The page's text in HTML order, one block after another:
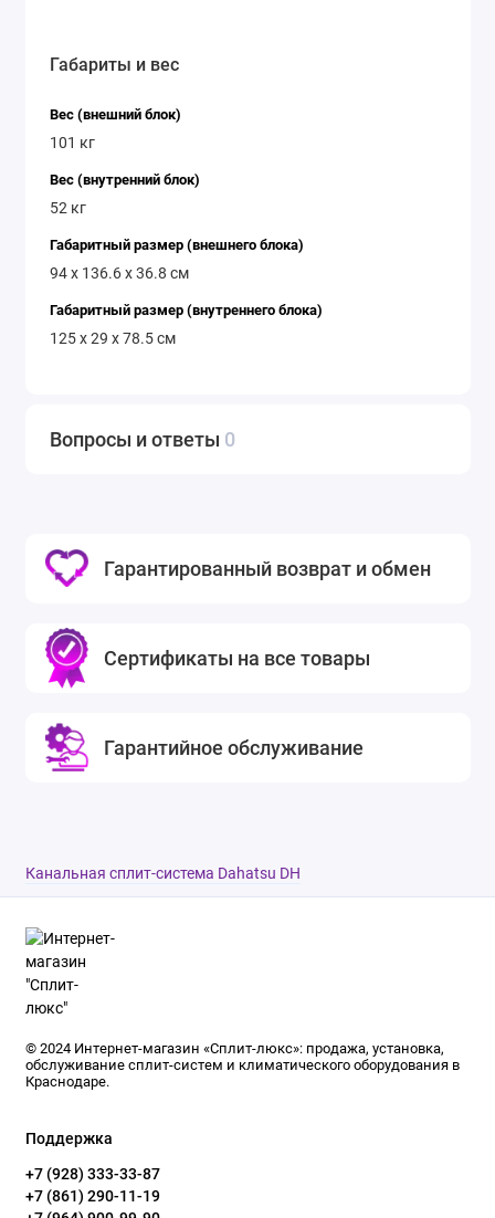
Габариты и вес
Вес (внешний блок)
101 кг
Вес (внутренний блок)
52 кг
Габаритный размер (внешнего блока)
94 x 136.6 x 36.8 см
Габаритный размер (внутреннего блока)
125 x 29 x 78.5 см
Вопросы и ответы 0
Гарантированный возврат и обмен
Сертификаты на все товары
Гарантийное обслуживание
Канальная сплит-система Dahatsu DH
© 2024 Интернет-магазин «Сплит-люкс»: продажа, установка,
обслуживание сплит-систем и климатического оборудования в
Краснодаре.
Поддержка
+7 (928) 333-33-87
+7 (861) 290-11-19